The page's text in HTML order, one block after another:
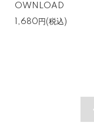
OWNLOAD
1,680円(税込)